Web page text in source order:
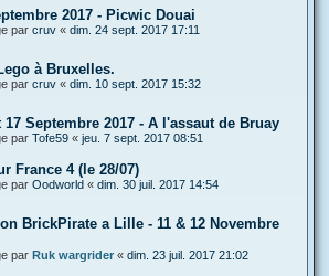
2017 - Picwic Douai
par cruv « dim. 24 sept. 2017 17:11
à Bruxelles.
par cruv « dim. 10 sept. 2017 15:32
17 Septembre 2017 - A l'assaut de Bruay
par Tofe59 « jeu. 7 sept. 2017 08:51
France 4 (le 28/07)
par Oodworld « dim. 30 juil. 2017 14:54
BrickPirate a Lille - 11 & 12 Novembre
par Ruk wargrider « dim. 23 juil. 2017 21:02